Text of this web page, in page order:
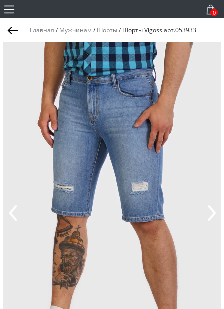
0
Главная / Мужчинам / Шорты/ Шорты Vigoss арт.053933